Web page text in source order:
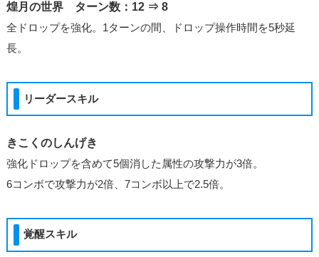
煌月の世界 ターン数：12 ⇒ 8
全ドロップを強化。1ターンの間、ドロップ操作時間を5秒延
長。
リーダースキル
きこくのしんげき
強化ドロップを含めて5個消した属性の攻撃力が3倍。
6コンボで攻撃力が2倍、7コンボ以上で2.5倍。
覚醒スキル